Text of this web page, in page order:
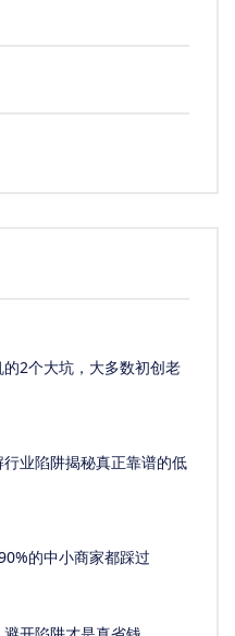
2个大坑，大多数初创老
业陷阱揭秘真正靠谱的低
的中小商家都踩过